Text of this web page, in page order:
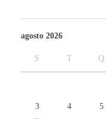
agosto 2026
S T Q
3 4 5